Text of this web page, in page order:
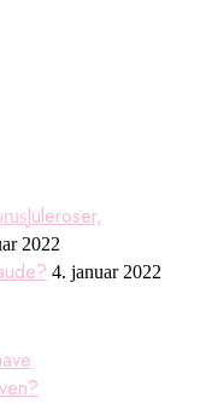
Juleroser,
2022
4. januar 2022